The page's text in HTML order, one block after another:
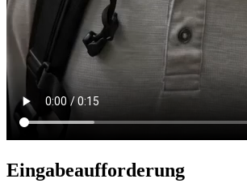
Eingabeaufforderung